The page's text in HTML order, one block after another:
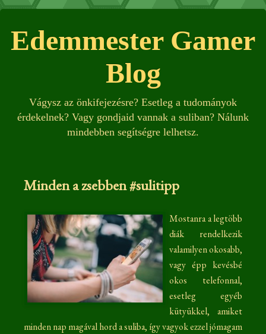
Edemmester Gamer
Blog
Vágysz az önkifejezésre? Esetleg a tudományok
érdekelnek? Vagy gondjaid vannak a suliban? Nálunk
mindebben segítségre lelhetsz.
Minden a zsebben #sulitipp
Mostanra a legtöbb
diák rendelkezik
valamilyen okosabb,
vagy épp kevésbé
okos telefonnal,
esetleg egyéb
kütyükkel, amiket
minden nap magával hord a suliba, így vagyok ezzel jómagam